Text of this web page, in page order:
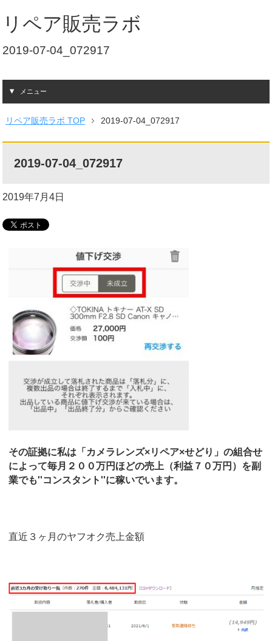
リペア販売ラボ
2019-07-04_072917
メニュー
リペア販売ラボ TOP 2019-07-04_072917
2019-07-04_072917
2019年7月4日
その証拠に私は「カメラレンズ×リペア×せどり」の組合せ
によって毎月２００万円ほどの売上（利益７０万円）を副
業でも''コンスタント''に稼いでいます。
直近３ヶ月のヤフオク売上金額